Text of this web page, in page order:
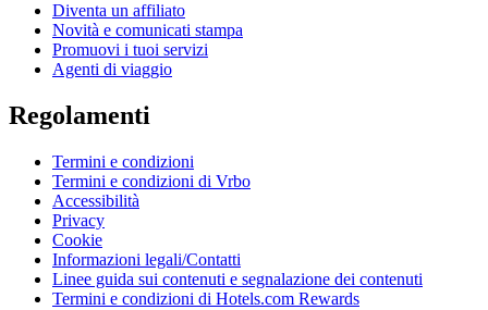
Diventa un affiliato
Novità e comunicati stampa
Promuovi i tuoi servizi
Agenti di viaggio
Regolamenti
Termini e condizioni
Termini e condizioni di Vrbo
Accessibilità
Privacy
Cookie
Informazioni legali/Contatti
Linee guida sui contenuti e segnalazione dei contenuti
Termini e condizioni di Hotels.com Rewards